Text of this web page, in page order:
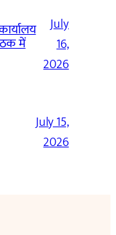
में
July
16,
2026
July 15,
2026